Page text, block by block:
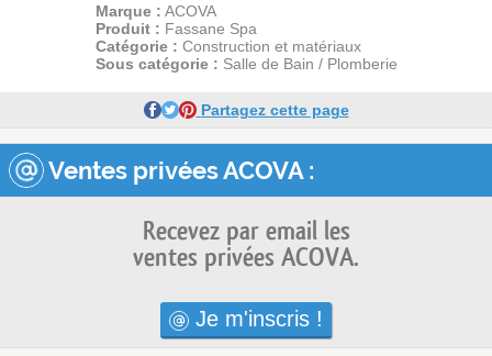
Marque : ACOVA
Produit : Fassane Spa
Catégorie : Construction et matériaux
Sous catégorie : Salle de Bain / Plomberie
Partagez cette page
Ventes privées ACOVA :
Recevez par email les
ventes privées ACOVA.
Je m'inscris !